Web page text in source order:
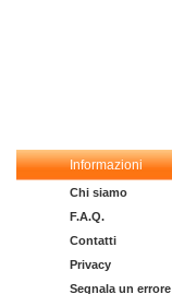
Informazioni
Chi siamo
F.A.Q.
Contatti
Privacy
Segnala un errore